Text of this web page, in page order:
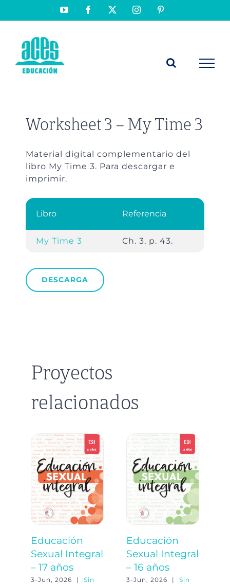
YouTubeFacebook Instagram
Worksheet 3 – My Time 3
Material digital complementario del
libro My Time 3. Para descargar e
imprimir.
Libro Referencia
My Time 3 Ch. 3, p. 43.
DESCARGA
Proyectos
relacionados
Educación
Sexual Integral
– 17 años
3-Jun, 2026 |
Sin
Educación
Sexual Integral
– 16 años
3-Jun, 2026 |
Sin